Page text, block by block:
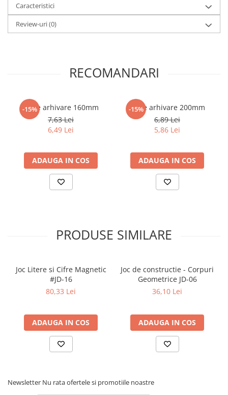
Poezie
Romane de dragoste, Carti
romantice
SF & Fantasy
Birotica & Papetarie
Adezivi si benzi adezive
Organizare si Arhivare
Seturi birotica
Caiete si Carnetele scolare
Coperti, Mape, Etichete
Ghiozdane si Penare scolare
Instrumente si Truse Geometrie
Caracteristici
Review-uri(0)
RECOMANDARI
-15%
Cutie arhivare 160mm
7,63 Lei
6,49 Lei
ADAUGA IN COS
-15%
Cutie arhivare 200mm
6,89 Lei
5,86 Lei
ADAUGA IN COS
PRODUSE SIMILARE
Joc Litere si Cifre Magnetic
#JD-16
80,33 Lei
ADAUGA IN COS
Joc de constructie - Corpuri
Geometrice JD-06
36,10 Lei
ADAUGA IN COS
Newsletter Nu rata ofertele si promotiile noastre